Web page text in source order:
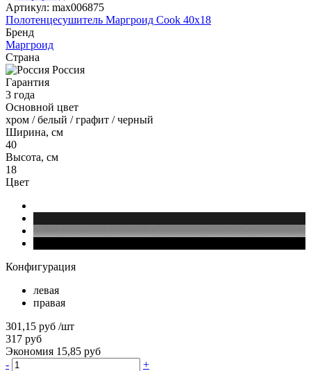
Артикул: max006875
Полотенцесушитель Маргроид Cook 40x18
Бренд
Маргроид
Страна
Россия
Гарантия
3 года
Основной цвет
хром / белый / графит / черный
Ширина, см
40
Высота, см
18
Цвет
Конфигурация
левая
правая
301,15 руб /шт
317 руб
Экономия 15,85 руб
-
+